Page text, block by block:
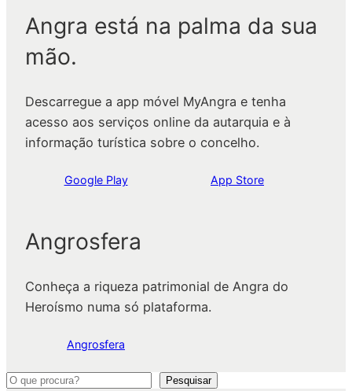
Angra está na palma da sua
mão.
Descarregue a app móvel MyAngra e tenha
acesso aos serviços online da autarquia e à
informação turística sobre o concelho.
Google Play App Store
Angrosfera
Conheça a riqueza patrimonial de Angra do
Heroísmo numa só plataforma.
Angrosfera
P
Pesquisar